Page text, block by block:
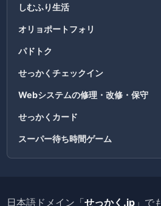
しむふり生活
オリョポートフォリ
パドトク
せっかくチェックイン
Webシステムの修理・改修・保守
せっかくカード
スーパー待ち時間ゲーム
日本語ドメイン「せっかく.jp 」で